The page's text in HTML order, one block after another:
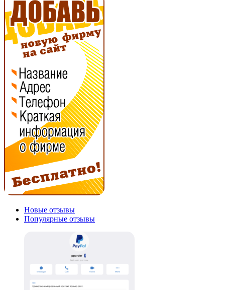
Новые отзывы
Популярные отзывы